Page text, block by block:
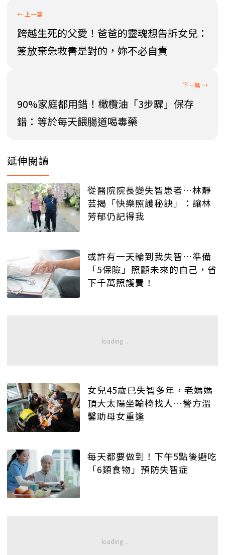
跨越生死的父愛！爸爸的靈魂想告訴女兒：
簽放棄急救書是對的，妳不必自責
90%家庭都用錯！橄欖油「3步驟」保存
錯：等於每天餵腸道喝毒藥
延伸閱讀
從醫院院長變失智患者…林靜
芸揭「快樂照護秘訣」：讓林
芳郁仍記得我
或許有一天輪到我失智…準備
「5保險」照顧未來的自己，省
下千萬照護費！
女兒45歲已失智多年，老媽媽
頂大太陽坐輪椅找人…警方溫
馨助母女重逢
每天都要做到！下午5點後避吃
「6類食物」預防失智症